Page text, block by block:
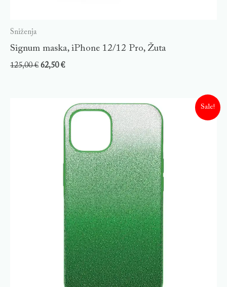
Sniženja
Signum maska, iPhone 12/12 Pro, Žuta
125,00€ 62,50€
Sale!